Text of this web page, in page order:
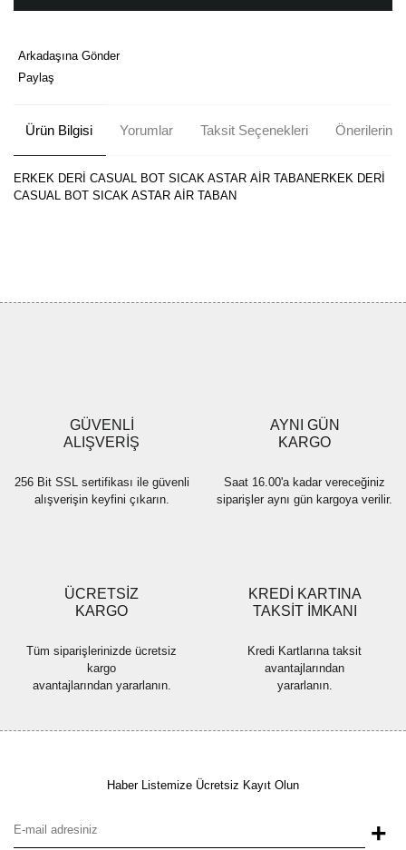
Arkadaşına Gönder
Paylaş
Ürün Bilgisi Yorumlar Taksit Seçenekleri Önerileriniz
ERKEK DERİ CASUAL BOT SICAK ASTAR AİR TABANERKEK DERİ
CASUAL BOT SICAK ASTAR AİR TABAN
Ürün fiyatı diğer sitelerden daha pahalı.
Bu ürüne benzer farklı alternatifler olmalı.
GÜVENLİ
ALIŞVERİŞ
256 Bit SSL sertifikası ile güvenli
alışverişin keyfini çıkarın.
AYNI GÜN
KARGO
Saat 16.00'a kadar vereceğiniz
siparişler aynı gün kargoya verilir.
ÜCRETSİZ
KARGO
Tüm siparişlerinizde ücretsiz
kargo
avantajlarından yararlanın.
KREDİ KARTINA
TAKSİT İMKANI
Kredi Kartlarına taksit
avantajlarından
yararlanın.
Haber Listemize Ücretsiz Kayıt Olun
+